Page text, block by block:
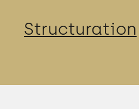
Structuration